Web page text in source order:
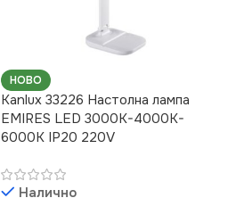
НОВО
Kanlux 33226 Настолна лампа
EMIRES LED 3000K-4000K-
6000K IP20 220V
Налично